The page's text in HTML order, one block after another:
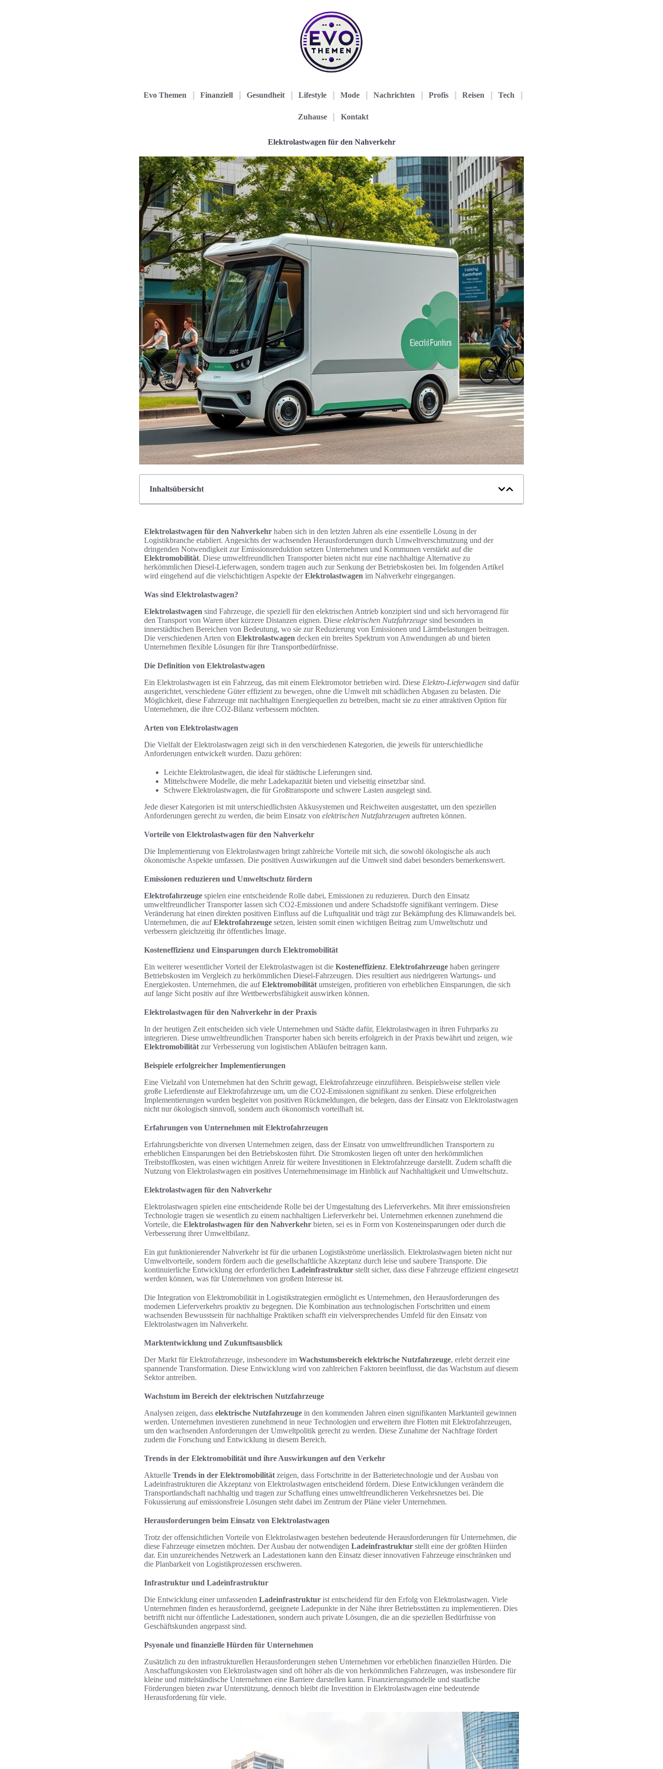
Evo Themen Finanziell Gesundheit Lifestyle Mode Nachrichten Profis Reisen Tech
Zuhause Kontakt
Elektrolastwagen für den Nahverkehr
Inhaltsübersicht
Elektrolastwagen für den Nahverkehr haben sich in den letzten Jahren als eine essentielle Lösung in der
Logistikbranche etabliert. Angesichts der wachsenden Herausforderungen durch Umweltverschmutzung und der
dringenden Notwendigkeit zur Emissionsreduktion setzen Unternehmen und Kommunen verstärkt auf die
Elektromobilität. Diese umweltfreundlichen Transporter bieten nicht nur eine nachhaltige Alternative zu
herkömmlichen Diesel-Lieferwagen, sondern tragen auch zur Senkung der Betriebskosten bei. Im folgenden Artikel
wird eingehend auf die vielschichtigen Aspekte derElektrolastwagen im Nahverkehr eingegangen.
Was sind Elektrolastwagen?
Elektrolastwagen sind Fahrzeuge, die speziell für den elektrischen Antrieb konzipiert sind und sich hervorragend für
den Transport von Waren über kürzere Distanzen eignen. Diese elektrischen Nutzfahrzeuge sind besonders in
innerstädtischen Bereichen von Bedeutung, wo sie zur Reduzierung von Emissionen und Lärmbelastungen beitragen.
Die verschiedenen Arten von Elektrolastwagen decken ein breites Spektrum von Anwendungen ab und bieten
Unternehmen flexible Lösungen für ihre Transportbedürfnisse.
Die Definition von Elektrolastwagen
Ein Elektrolastwagen ist ein Fahrzeug, das mit einem Elektromotor betrieben wird. Diese Elektro-Lieferwagen sind dafür
ausgerichtet, verschiedene Güter effizient zu bewegen, ohne die Umwelt mit schädlichen Abgasen zu belasten. Die
Möglichkeit, diese Fahrzeuge mit nachhaltigen Energiequellen zu betreiben, macht sie zu einer attraktiven Option für
Unternehmen, die ihre CO2-Bilanz verbessern möchten.
Arten von Elektrolastwagen
Die Vielfalt der Elektrolastwagen zeigt sich in den verschiedenen Kategorien, die jeweils für unterschiedliche
Anforderungen entwickelt wurden. Dazu gehören:
Leichte Elektrolastwagen, die ideal für städtische Lieferungen sind.
Mittelschwere Modelle, die mehr Ladekapazität bieten und vielseitig einsetzbar sind.
Schwere Elektrolastwagen, die für Großtransporte und schwere Lasten ausgelegt sind.
Jede dieser Kategorien ist mit unterschiedlichsten Akkusystemen und Reichweiten ausgestattet, um den speziellen
Anforderungen gerecht zu werden, die beim Einsatz von elektrischen Nutzfahrzeugen auftreten können.
Vorteile von Elektrolastwagen für den Nahverkehr
Die Implementierung von Elektrolastwagen bringt zahlreiche Vorteile mit sich, die sowohl ökologische als auch
ökonomische Aspekte umfassen. Die positiven Auswirkungen auf die Umwelt sind dabei besonders bemerkenswert.
Emissionen reduzieren und Umweltschutz fördern
Elektrofahrzeuge spielen eine entscheidende Rolle dabei, Emissionen zu reduzieren. Durch den Einsatz
umweltfreundlicher Transporter lassen sich CO2-Emissionen und andere Schadstoffe signifikant verringern. Diese
Veränderung hat einen direkten positiven Einfluss auf die Luftqualität und trägt zur Bekämpfung des Klimawandels bei.
Unternehmen, die aufElektrofahrzeuge setzen, leisten somit einen wichtigen Beitrag zum Umweltschutz und
verbessern gleichzeitig ihr öffentliches Image.
Kosteneffizienz und Einsparungen durch Elektromobilität
Ein weiterer wesentlicher Vorteil der Elektrolastwagen ist die Kosteneffizienz. Elektrofahrzeuge haben geringere
Betriebskosten im Vergleich zu herkömmlichen Diesel-Fahrzeugen. Dies resultiert aus niedrigeren Wartungs- und
Energiekosten. Unternehmen, die aufElektromobilität umsteigen, profitieren von erheblichen Einsparungen, die sich
auf lange Sicht positiv auf ihre Wettbewerbsfähigkeit auswirken können.
Elektrolastwagen für den Nahverkehr in der Praxis
In der heutigen Zeit entscheiden sich viele Unternehmen und Städte dafür, Elektrolastwagen in ihren Fuhrparks zu
integrieren. Diese umweltfreundlichen Transporter haben sich bereits erfolgreich in der Praxis bewährt und zeigen, wie
Elektromobilität zur Verbesserung von logistischen Abläufen beitragen kann.
Beispiele erfolgreicher Implementierungen
Eine Vielzahl von Unternehmen hat den Schritt gewagt, Elektrofahrzeuge einzuführen. Beispielsweise stellen viele
große Lieferdienste auf Elektrofahrzeuge um, um die CO2-Emissionen signifikant zu senken. Diese erfolgreichen
Implementierungen wurden begleitet von positiven Rückmeldungen, die belegen, dass der Einsatz von Elektrolastwagen
nicht nur ökologisch sinnvoll, sondern auch ökonomisch vorteilhaft ist.
Erfahrungen von Unternehmen mit Elektrofahrzeugen
Erfahrungsberichte von diversen Unternehmen zeigen, dass der Einsatz von umweltfreundlichen Transportern zu
erheblichen Einsparungen bei den Betriebskosten führt. Die Stromkosten liegen oft unter den herkömmlichen
Treibstoffkosten, was einen wichtigen Anreiz für weitere Investitionen in Elektrofahrzeuge darstellt. Zudem schafft die
Nutzung von Elektrolastwagen ein positives Unternehmensimage im Hinblick auf Nachhaltigkeit und Umweltschutz.
Elektrolastwagen für den Nahverkehr
Elektrolastwagen spielen eine entscheidende Rolle bei der Umgestaltung des Lieferverkehrs. Mit ihrer emissionsfreien
Technologie tragen sie wesentlich zu einem nachhaltigen Lieferverkehr bei. Unternehmen erkennen zunehmend die
Vorteile, die Elektrolastwagen für den Nahverkehr bieten, sei es in Form von Kosteneinsparungen oder durch die
Verbesserung ihrer Umweltbilanz.
Ein gut funktionierender Nahverkehr ist für die urbanen Logistikströme unerlässlich. Elektrolastwagen bieten nicht nur
Umweltvorteile, sondern fördern auch die gesellschaftliche Akzeptanz durch leise und saubere Transporte. Die
kontinuierliche Entwicklung der erforderlichen Ladeinfrastruktur stellt sicher, dass diese Fahrzeuge effizient eingesetzt
werden können, was für Unternehmen von großem Interesse ist.
Die Integration von Elektromobilität in Logistikstrategien ermöglicht es Unternehmen, den Herausforderungen des
modernen Lieferverkehrs proaktiv zu begegnen. Die Kombination aus technologischen Fortschritten und einem
wachsenden Bewusstsein für nachhaltige Praktiken schafft ein vielversprechendes Umfeld für den Einsatz von
Elektrolastwagen im Nahverkehr.
Marktentwicklung und Zukunftsausblick
Der Markt für Elektrofahrzeuge, insbesondere im Wachstumsbereich elektrische Nutzfahrzeuge, erlebt derzeit eine
spannende Transformation. Diese Entwicklung wird von zahlreichen Faktoren beeinflusst, die das Wachstum auf diesem
Sektor antreiben.
Wachstum im Bereich der elektrischen Nutzfahrzeuge
Analysen zeigen, dass elektrische Nutzfahrzeuge in den kommenden Jahren einen signifikanten Marktanteil gewinnen
werden. Unternehmen investieren zunehmend in neue Technologien und erweitern ihre Flotten mit Elektrofahrzeugen,
um den wachsenden Anforderungen der Umweltpolitik gerecht zu werden. Diese Zunahme der Nachfrage fördert
zudem die Forschung und Entwicklung in diesem Bereich.
Trends in der Elektromobilität und ihre Auswirkungen auf den Verkehr
Aktuelle Trends in der Elektromobilität zeigen, dass Fortschritte in der Batterietechnologie und der Ausbau von
Ladeinfrastrukturen die Akzeptanz von Elektrolastwagen entscheidend fördern. Diese Entwicklungen verändern die
Transportlandschaft nachhaltig und tragen zur Schaffung eines umweltfreundlicheren Verkehrsnetzes bei. Die
Fokussierung auf emissionsfreie Lösungen steht dabei im Zentrum der Pläne vieler Unternehmen.
Herausforderungen beim Einsatz von Elektrolastwagen
Trotz der offensichtlichen Vorteile von Elektrolastwagen bestehen bedeutende Herausforderungen für Unternehmen, die
diese Fahrzeuge einsetzen möchten. Der Ausbau der notwendigen Ladeinfrastruktur stellt eine der größten Hürden
dar. Ein unzureichendes Netzwerk an Ladestationen kann den Einsatz dieser innovativen Fahrzeuge einschränken und
die Planbarkeit von Logistikprozessen erschweren.
Infrastruktur und Ladeinfrastruktur
Die Entwicklung einer umfassenden Ladeinfrastruktur ist entscheidend für den Erfolg von Elektrolastwagen. Viele
Unternehmen finden es herausfordernd, geeignete Ladepunkte in der Nähe ihrer Betriebsstätten zu implementieren. Dies
betrifft nicht nur öffentliche Ladestationen, sondern auch private Lösungen, die an die speziellen Bedürfnisse von
Geschäftskunden angepasst sind.
Psyonale und finanzielle Hürden für Unternehmen
Zusätzlich zu den infrastrukturellen Herausforderungen stehen Unternehmen vor erheblichen finanziellen Hürden. Die
Anschaffungskosten von Elektrolastwagen sind oft höher als die von herkömmlichen Fahrzeugen, was insbesondere für
kleine und mittelständische Unternehmen eine Barriere darstellen kann. Finanzierungsmodelle und staatliche
Förderungen bieten zwar Unterstützung, dennoch bleibt die Investition in Elektrolastwagen eine bedeutende
Herausforderung für viele.